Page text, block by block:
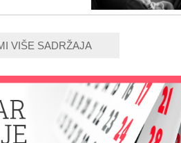
VIŠE SADRŽAJA